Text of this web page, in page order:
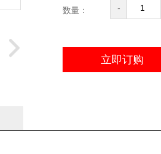
数量： -
立即订购